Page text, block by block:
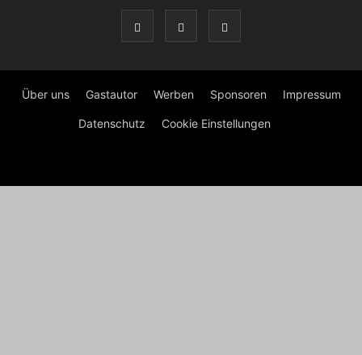
Über uns Gastautor Werben Sponsoren Impressum
Datenschutz Cookie Einstellungen